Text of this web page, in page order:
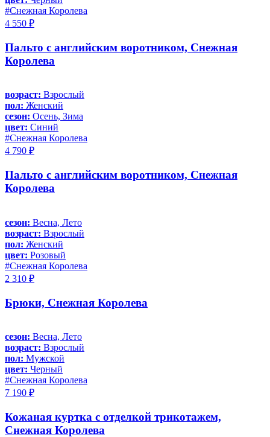
#Снежная Королева
4 550 ₽
Пальто с английским воротником, Снежная
Королева
возраст: Взрослый
пол: Женский
сезон: Осень, Зима
цвет: Синий
#Снежная Королева
4 790 ₽
Пальто с английским воротником, Снежная
Королева
сезон: Весна, Лето
возраст: Взрослый
пол: Женский
цвет: Розовый
#Снежная Королева
2 310 ₽
Брюки, Снежная Королева
сезон: Весна, Лето
возраст: Взрослый
пол: Мужской
цвет: Черный
#Снежная Королева
7 190 ₽
Кожаная куртка с отделкой трикотажем,
Снежная Королева